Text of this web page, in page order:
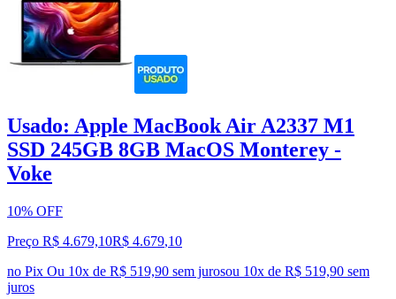
Usado: Apple MacBook Air A2337 M1
SSD 245GB 8GB MacOS Monterey -
Voke
10% OFF
Preço R$ 4.679,10R$ 4.679,10
no Pix Ou 10x de R$ 519,90 sem jurosou 10x de R$ 519,90 sem
juros